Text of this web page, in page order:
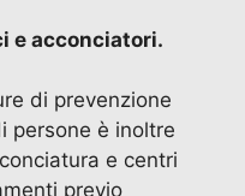
e acconciatori.
di prevenzione
persone è inoltre
e centri
previo